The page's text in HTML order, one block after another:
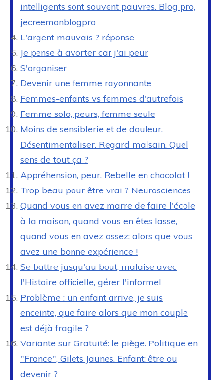
intelligents sont souvent pauvres. Blog pro,
jecreemonblogpro
L'argent mauvais ? réponse
Je pense à avorter car j'ai peur
S'organiser
Devenir une femme rayonnante
Femmes-enfants vs femmes d'autrefois
Femme solo, peurs, femme seule
Moins de sensiblerie et de douleur.
Désentimentaliser. Regard malsain. Quel
sens de tout ça ?
Appréhension, peur. Rebelle en chocolat !
Trop beau pour être vrai ? Neurosciences
Quand vous en avez marre de faire l'école
à la maison, quand vous en êtes lasse,
quand vous en avez assez; alors que vous
avez une bonne expérience !
Se battre jusqu'au bout, malaise avec
l'Histoire officielle, gérer l'informel
Problème : un enfant arrive, je suis
enceinte, que faire alors que mon couple
est déjà fragile ?
Variante sur Gratuité: le piège. Politique en
"France", Gilets Jaunes. Enfant: être ou
devenir ?